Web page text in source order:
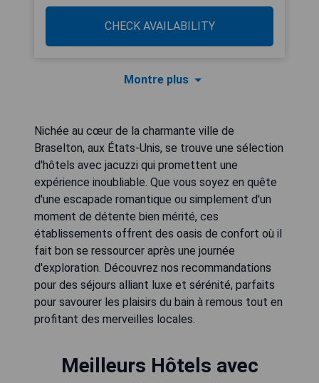
CHECK AVAILABILITY
Montre plus
Nichée au cœur de la charmante ville de
Braselton, aux États-Unis, se trouve une sélection
d'hôtels avec jacuzzi qui promettent une
expérience inoubliable. Que vous soyez en quête
d'une escapade romantique ou simplement d'un
moment de détente bien mérité, ces
établissements offrent des oasis de confort où il
fait bon se ressourcer après une journée
d'exploration. Découvrez nos recommandations
pour des séjours alliant luxe et sérénité, parfaits
pour savourer les plaisirs du bain à remous tout en
profitant des merveilles locales.
Meilleurs Hôtels avec